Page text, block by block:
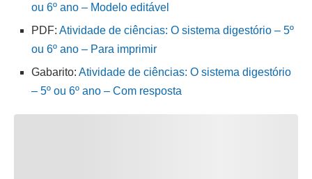
ou 6º ano – Modelo editável
PDF: Atividade de ciências: O sistema digestório – 5º
ou 6º ano – Para imprimir
Gabarito: Atividade de ciências: O sistema digestório
– 5º ou 6º ano – Com resposta